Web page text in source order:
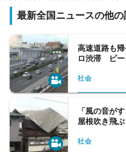
の垣根を
最新全国ニュースの他の
高速道路も
ロ渋滞 ピ
社会
「風の音が
屋根吹き飛
社会